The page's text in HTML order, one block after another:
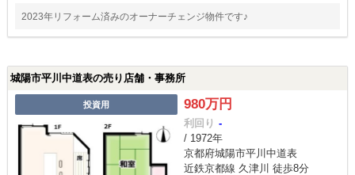
2023年リフォーム済みのオーナーチェンジ物件です♪
城陽市平川中道表の売り店舗・事務所
投資用 980万円
利回り -
/ 1972年
京都府城陽市平川中道表
近鉄京都線 久津川 徒歩8分